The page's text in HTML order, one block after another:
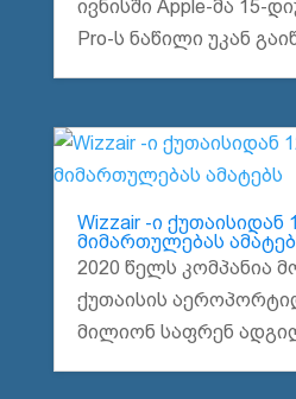
ივნისში Apple-მა 15-
Pro-ს ნაწილი უკან
Wizzair -ი ქუთაისიდან
მიმართულებას
2020 წელს კომპანია
ქუთაისის
მილიონ საფრენ